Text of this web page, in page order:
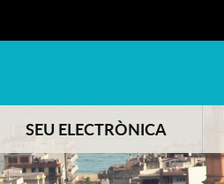
SEU ELECTRÒNICA